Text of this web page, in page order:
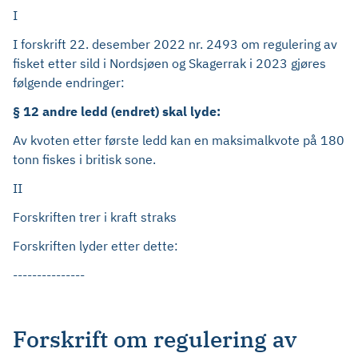
I
I forskrift 22. desember 2022 nr. 2493 om regulering av
fisket etter sild i Nordsjøen og Skagerrak i 2023 gjøres
følgende endringer:
§ 12 andre ledd (endret) skal lyde:
Av kvoten etter første ledd kan en maksimalkvote på 180
tonn fiskes i britisk sone.
II
Forskriften trer i kraft straks
Forskriften lyder etter dette:
---------------
Forskrift om regulering av